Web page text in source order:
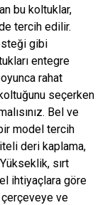
bu koltuklar,
tercih edilir.
gibi
entegre
rahat
seçerken
Bel ve
model tercih
deri kaplama,
sırt
ihtiyaçlara göre
ve